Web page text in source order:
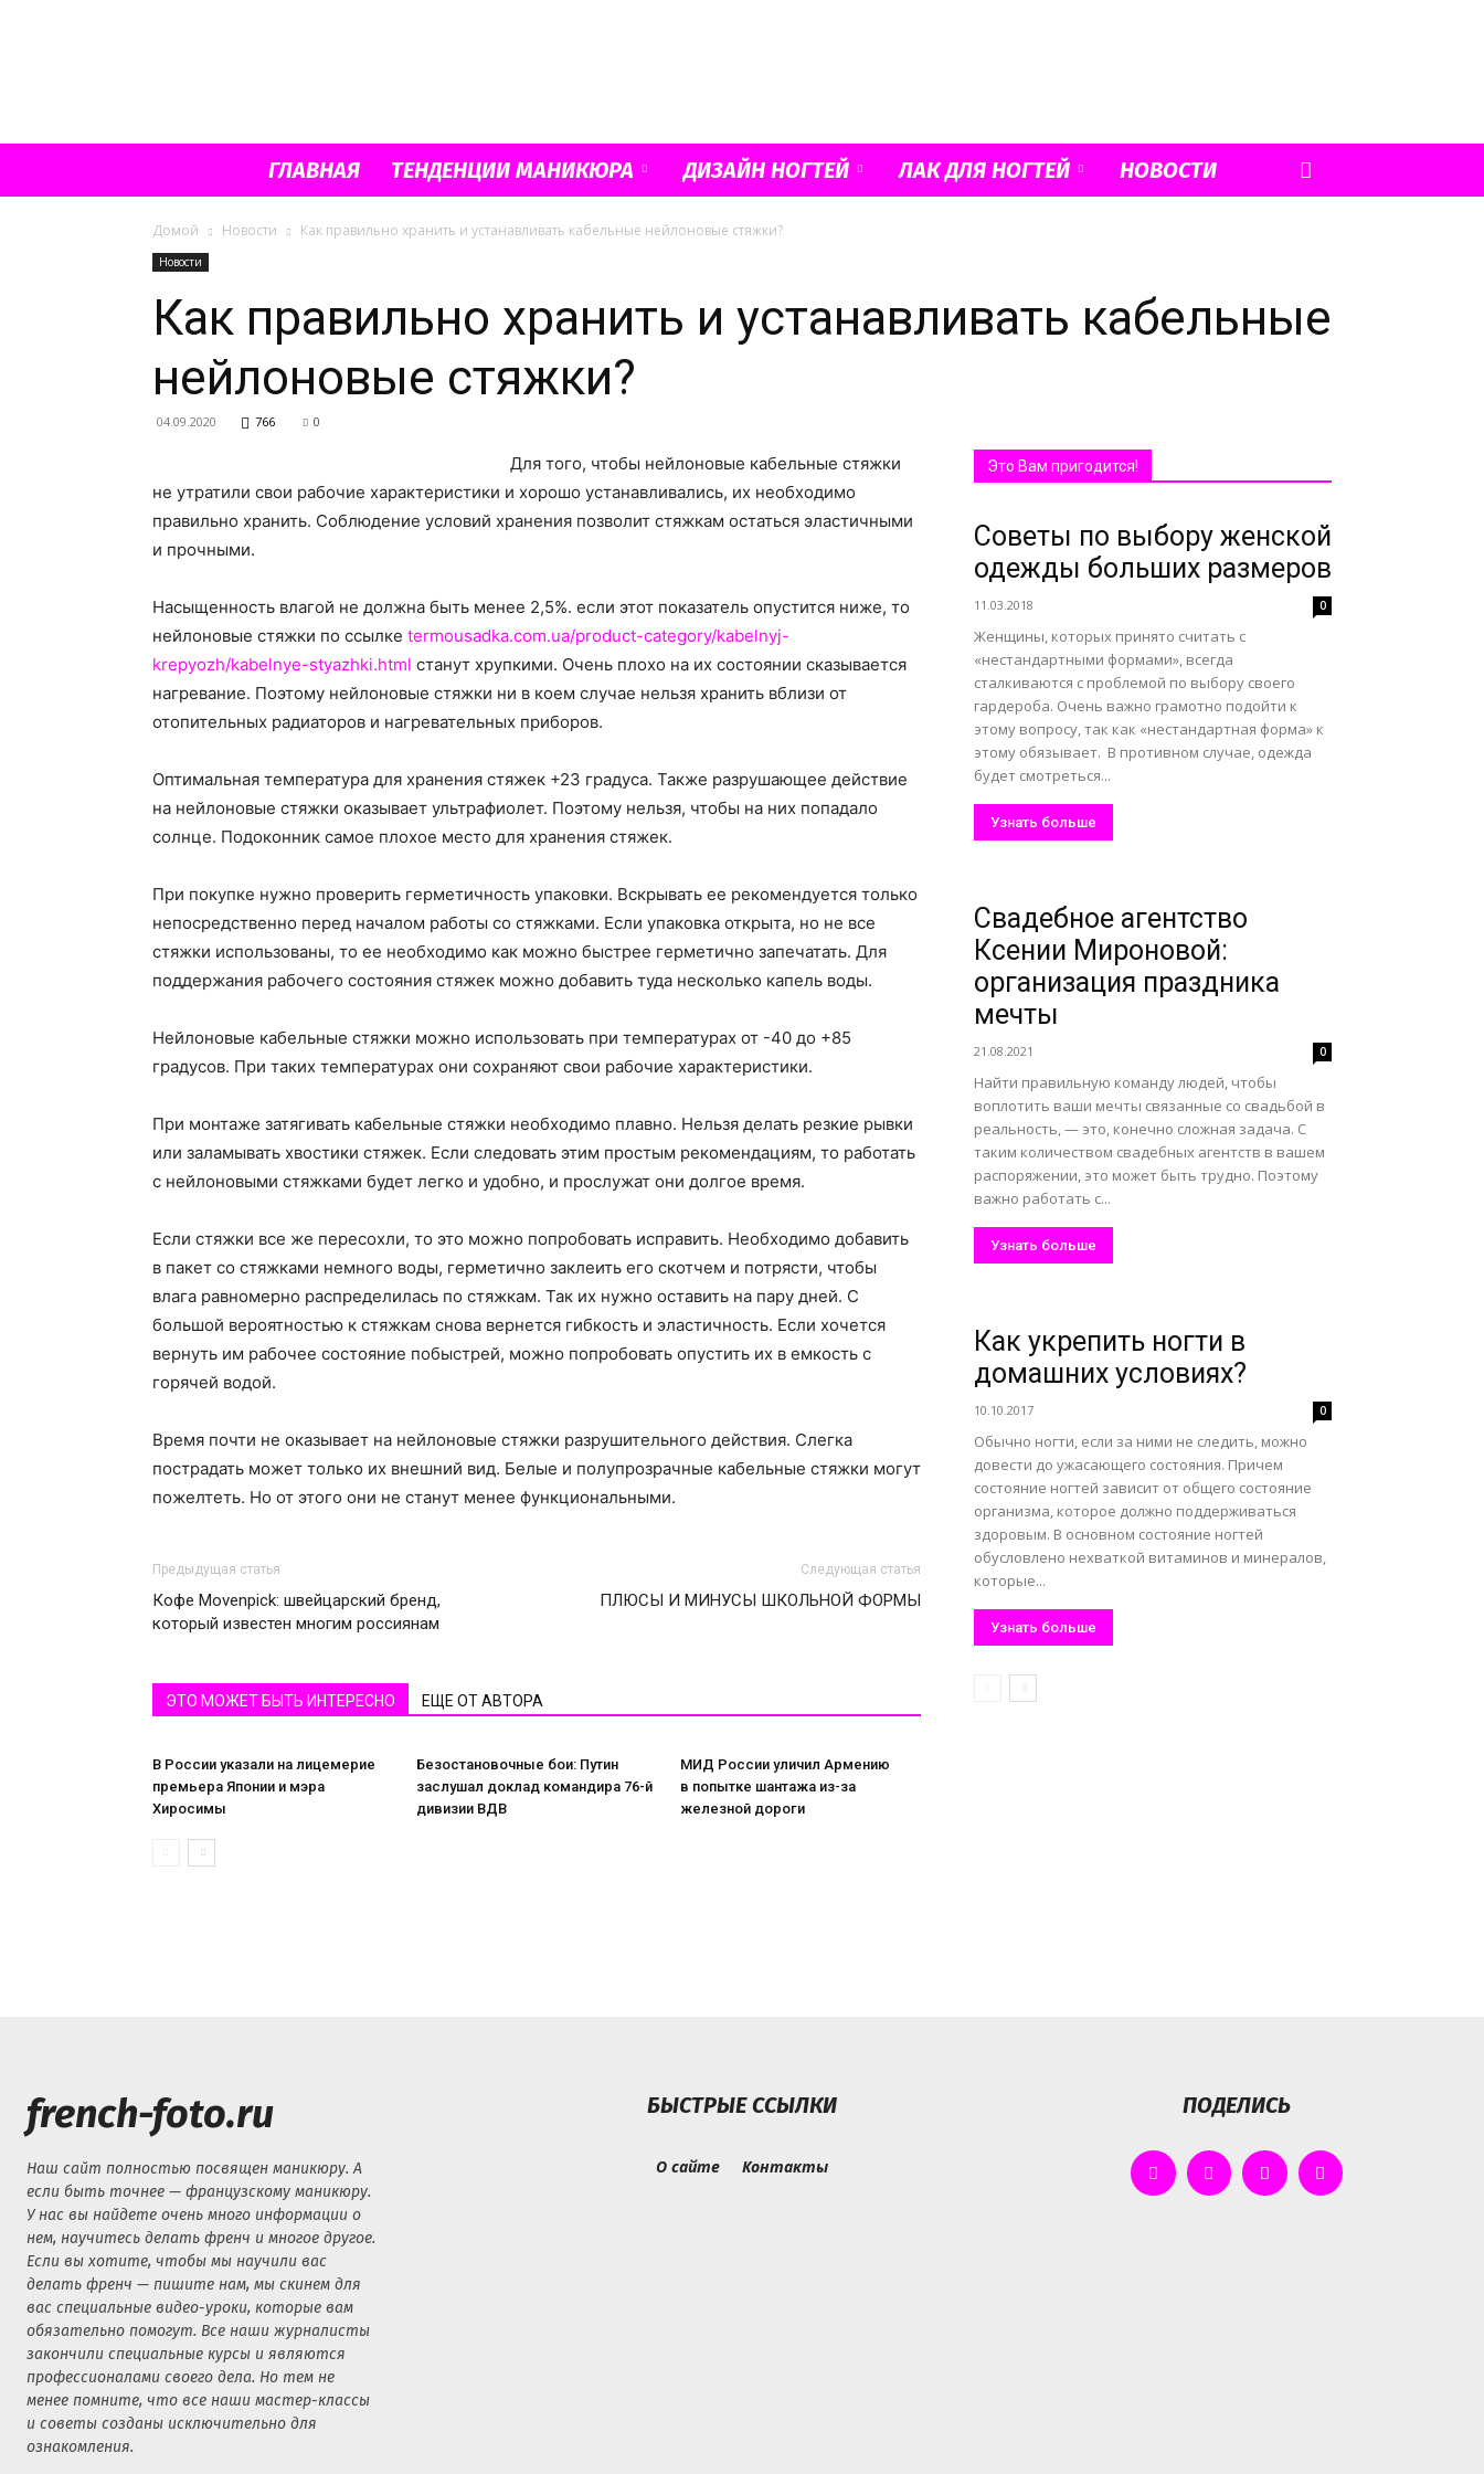
Французский
ГЛАВНАЯ ТЕНДЕНЦИИ МАНИКЮРА ДИЗАЙН НОГТЕЙ ЛАК ДЛЯ НОГТЕЙ НОВОСТИ
Домой Новости Как правильно хранить и устанавливать кабельные нейлоновые стяжки?
Новости
Как правильно хранить и устанавливать кабельные
нейлоновые стяжки?
04.09.2020 766 0
Для того, чтобы нейлоновые кабельные стяжки
не утратили свои рабочие характеристики и хорошо устанавливались, их необходимо
правильно хранить. Соблюдение условий хранения позволит стяжкам остаться эластичными
и прочными.
Насыщенность влагой не должна быть менее 2,5%. если этот показатель опустится ниже, то
нейлоновые стяжки по ссылке termousadka.com.ua/product-category/kabelnyj-
krepyozh/kabelnye-styazhki.html станут хрупкими. Очень плохо на их состоянии сказывается
нагревание. Поэтому нейлоновые стяжки ни в коем случае нельзя хранить вблизи от
отопительных радиаторов и нагревательных приборов.
Оптимальная температура для хранения стяжек +23 градуса. Также разрушающее действие
на нейлоновые стяжки оказывает ультрафиолет. Поэтому нельзя, чтобы на них попадало
солнце. Подоконник самое плохое место для хранения стяжек.
При покупке нужно проверить герметичность упаковки. Вскрывать ее рекомендуется только
непосредственно перед началом работы со стяжками. Если упаковка открыта, но не все
стяжки использованы, то ее необходимо как можно быстрее герметично запечатать. Для
поддержания рабочего состояния стяжек можно добавить туда несколько капель воды.
Нейлоновые кабельные стяжки можно использовать при температурах от -40 до +85
градусов. При таких температурах они сохраняют свои рабочие характеристики.
При монтаже затягивать кабельные стяжки необходимо плавно. Нельзя делать резкие рывки
или заламывать хвостики стяжек. Если следовать этим простым рекомендациям, то работать
с нейлоновыми стяжками будет легко и удобно, и прослужат они долгое время.
Если стяжки все же пересохли, то это можно попробовать исправить. Необходимо добавить
в пакет со стяжками немного воды, герметично заклеить его скотчем и потрясти, чтобы
влага равномерно распределилась по стяжкам. Так их нужно оставить на пару дней. С
большой вероятностью к стяжкам снова вернется гибкость и эластичность. Если хочется
вернуть им рабочее состояние побыстрей, можно попробовать опустить их в емкость с
горячей водой.
Время почти не оказывает на нейлоновые стяжки разрушительного действия. Слегка
пострадать может только их внешний вид. Белые и полупрозрачные кабельные стяжки могут
пожелтеть. Но от этого они не станут менее функциональными.
Предыдущая статья
Кофе Movenpick: швейцарский бренд,
который известен многим россиянам
Следующая статья
ПЛЮСЫ И МИНУСЫ ШКОЛЬНОЙ ФОРМЫ
ЭТО МОЖЕТ БЫТЬ ИНТЕРЕСНО ЕЩЕ ОТ АВТОРА
В России указали на лицемерие
премьера Японии и мэра
Хиросимы
Безостановочные бои: Путин
заслушал доклад командира 76-й
дивизии ВДВ
МИД России уличил Армению
в попытке шантажа из-за
железной дороги
Это Вам пригодится!
Советы по выбору женской
одежды больших размеров
11.03.2018 0
Женщины, которых принято считать с
«нестандартными формами», всегда
сталкиваются с проблемой по выбору своего
гардероба. Очень важно грамотно подойти к
этому вопросу, так как «нестандартная форма» к
этому обязывает. В противном случае, одежда
будет смотреться...
Узнать больше
Свадебное агентство
Ксении Мироновой:
организация праздника
мечты
21.08.2021 0
Найти правильную команду людей, чтобы
воплотить ваши мечты связанные со свадьбой в
реальность, — это, конечно сложная задача. С
таким количеством свадебных агентств в вашем
распоряжении, это может быть трудно. Поэтому
важно работать с...
Узнать больше
Как укрепить ногти в
домашних условиях?
10.10.2017 0
Обычно ногти, если за ними не следить, можно
довести до ужасающего состояния. Причем
состояние ногтей зависит от общего состояние
организма, которое должно поддерживаться
здоровым. В основном состояние ногтей
обусловлено нехваткой витаминов и минералов,
которые...
Узнать больше
french-foto.ru
Наш сайт полностью посвящен маникюру. А
если быть точнее — французскому маникюру.
У нас вы найдете очень много информации о
нем, научитесь делать френч и многое другое.
Если вы хотите, чтобы мы научили вас
делать френч — пишите нам, мы скинем для
вас специальные видео-уроки, которые вам
обязательно помогут. Все наши журналисты
закончили специальные курсы и являются
профессионалами своего дела. Но тем не
менее помните, что все наши мастер-классы
и советы созданы исключительно для
ознакомления.
БЫСТРЫЕ ССЫЛКИ
О сайте Контакты
ПОДЕЛИСЬ